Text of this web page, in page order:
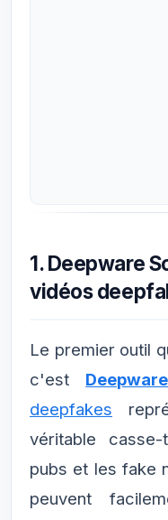
1. Deepware
vidéos
Le premier outil
c'est
deepfakes
véritable
pubs et les fake
peuvent